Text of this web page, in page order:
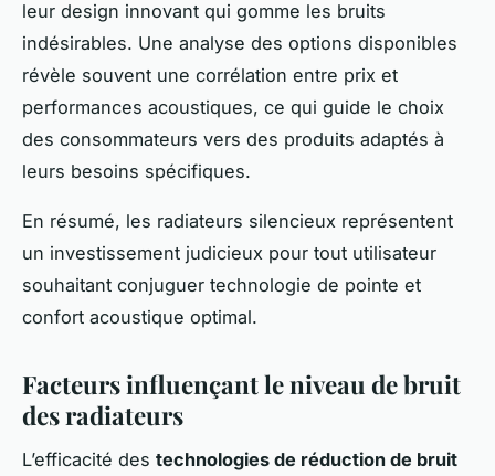
leur design innovant qui gomme les bruits
indésirables. Une analyse des options disponibles
révèle souvent une corrélation entre prix et
performances acoustiques, ce qui guide le choix
des consommateurs vers des produits adaptés à
leurs besoins spécifiques.
En résumé, les radiateurs silencieux représentent
un investissement judicieux pour tout utilisateur
souhaitant conjuguer technologie de pointe et
confort acoustique optimal.
Facteurs influençant le niveau de bruit
des radiateurs
L’efficacité des technologies de réduction de bruit